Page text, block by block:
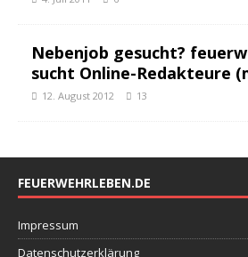
Nebenjob gesucht?
sucht Online-Redakteure
12. August 2012 13
FEUERWEHRLEBEN.DE
Impressum
Datenschutzerklärung